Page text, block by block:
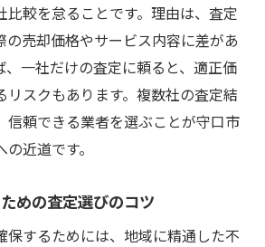
比較を怠ることです。理由は、査定
の売却価格やサービス内容に差があ
、一社だけの査定に頼ると、適正価
リスクもあります。複数社の査定結
信頼できる業者を選ぶことが守口市
近道です。
めの査定選びのコツ
保するためには、地域に精通した不